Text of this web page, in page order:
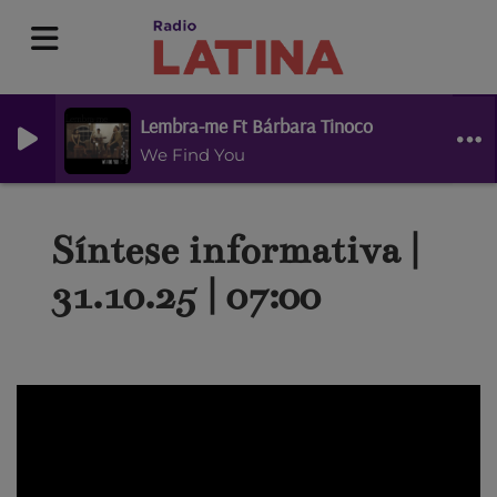
Lembra-me Ft Bárbara Tinoco
We Find You
Síntese informativa |
31.10.25 | 07:00